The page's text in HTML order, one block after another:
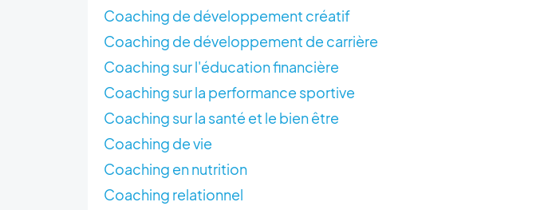
Coaching de développement créatif
Coaching de développement de carrière
Coaching sur l'éducation financière
Coaching sur la performance sportive
Coaching sur la santé et le bien être
Coaching de vie
Coaching en nutrition
Coaching relationnel